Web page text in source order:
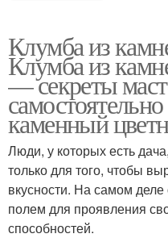
Клумба из
Клумба из
— секреты
каменный
Люди, у которых есть
только для того, чтобы
вкусности. На самом
полем для проявления
способностей.